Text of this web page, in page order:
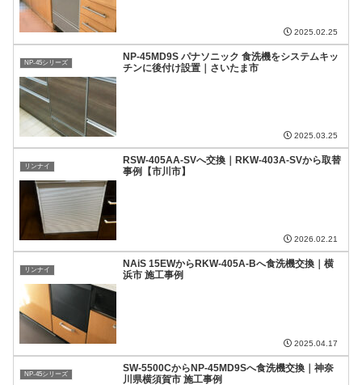
2025.02.25
NP-45シリーズ
NP-45MD9S パナソニック 食洗機をシステムキッ
チンに後付け設置｜さいたま市
2025.03.25
リンナイ
RSW-405AA-SVへ交換｜RKW-403A-SVから取替
事例【市川市】
2026.02.21
リンナイ
NAiS 15EWからRKW-405A-Bへ食洗機交換｜横
浜市 施工事例
2025.04.17
NP-45シリーズ
SW-5500CからNP-45MD9Sへ食洗機交換｜神奈
川県横須賀市 施工事例